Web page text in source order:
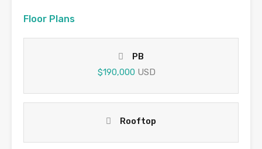
Floor Plans
PB
$190,000 USD
Rooftop